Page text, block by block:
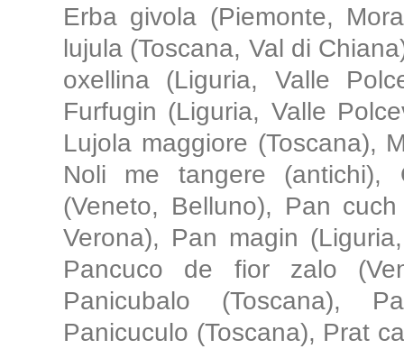
Erba givola (Piemonte,
lujula (Toscana, Val di
oxellina (Liguria, Valle
Furfugin (Liguria, Valle
Lujola maggiore (Toscana),
Noli me tangere (antichi),
(Veneto, Belluno), Pan
Verona), Pan magin
Pancuco de fior zalo
Panicubalo (Toscana),
Panicuculo (Toscana), Prat